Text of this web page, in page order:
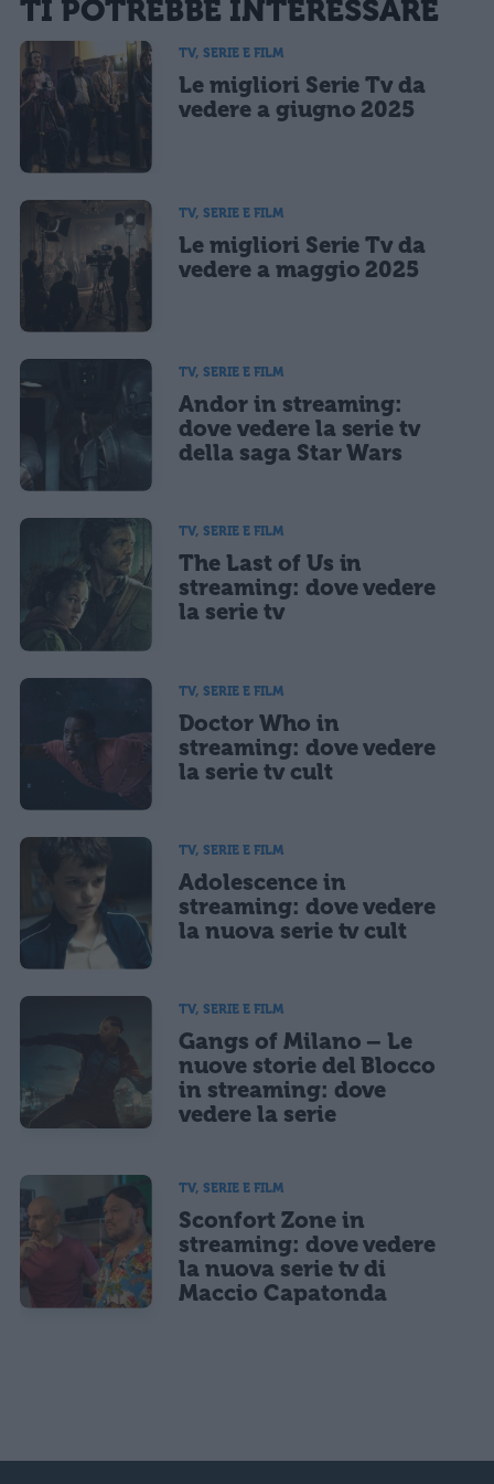
sarà pubblicata. Dichiari di avere preso visione e di accettare quanto previsto dalla
informativa privacy. Pubblicando questo commento dai il consenso affinché un cookie
salvi i tuoi dati (nome, email) per il prossimo commento.
Ho letto e acconsento l'informativasulla privacy
CONFERMA E PUBBLICA
TI POTREBBE INTERESSARE
TV, SERIE E FILM
Le migliori Serie Tv da
vedere a giugno 2025
TV, SERIE E FILM
Le migliori Serie Tv da
vedere a maggio 2025
TV, SERIE E FILM
Andor in streaming:
dove vedere la serie tv
della saga Star Wars
TV, SERIE E FILM
The Last of Us in
streaming: dove vedere
la serie tv
TV, SERIE E FILM
Doctor Who in
streaming: dove vedere
la serie tv cult
TV, SERIE E FILM
Adolescence in
streaming: dove vedere
la nuova serie tv cult
TV, SERIE E FILM
Gangs of Milano – Le
nuove storie del Blocco
in streaming: dove
vedere la serie
TV, SERIE E FILM
Sconfort Zone in
streaming: dove vedere
la nuova serie tv di
Maccio Capatonda